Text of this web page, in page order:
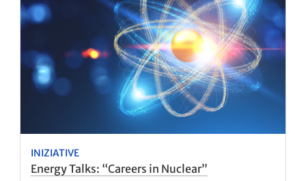
INIZIATIVE
Energy Talks: “Careers in Nuclear”